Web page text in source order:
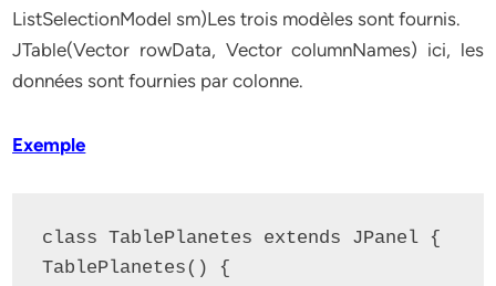
ListSelectionModel sm)Les trois modèles sont fournis.
JTable(Vector rowData, Vector columnNames) ici, les
données sont fournies par colonne.
Exemple
class TablePlanetes extends JPanel {
TablePlanetes() {